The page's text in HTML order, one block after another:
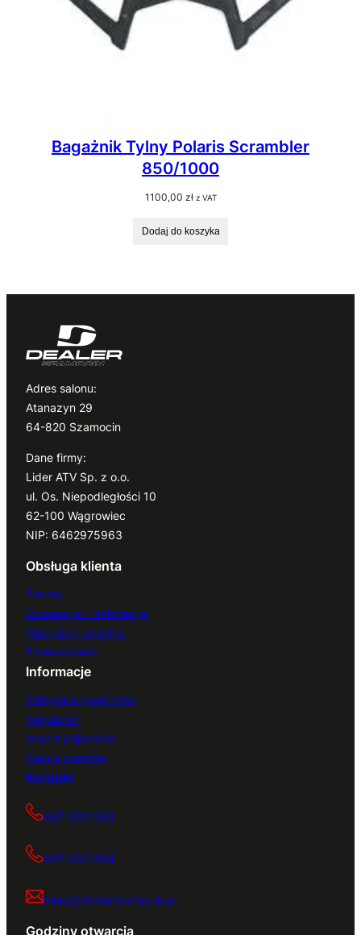
Bagażnik Tylny Polaris Scrambler
850/1000
1100,00 zł z VAT
Dodaj do koszyka
Adres salonu:
Atanazyn 29
64-820 Szamocin
Dane firmy:
Lider ATV Sp. z o.o.
ul. Os. Niepodległości 10
62-100 Wągrowiec
NIP: 6462975963
Obsługa klienta
Zwroty
Gwarancja i reklamacje
Płatności i wysyłka
Finansowanie
Informacje
Polityka prywatności
Regulamin
Import pojazdów
Serwis quadów
Kontakt
667 000 083
667 000 084
biuro@dealerszamocin.pl
Godziny otwarcia